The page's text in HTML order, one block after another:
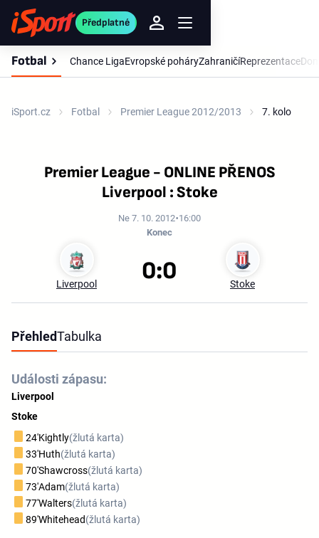
Předplatné
Fotbal Chance LigaEvropské poháryZahraničíReprezentace
iSport.cz Fotbal Premier League 2012/2013 7. kolo
Premier League - ONLINE PŘENOS
Liverpool : Stoke
Ne 7. 10. 2012 16:00
Konec
Liverpool Stoke
0:0
PřehledTabulka
Události zápasu:
Liverpool
Stoke
24'Kightly(žlutá karta)
33'Huth(žlutá karta)
70'Shawcross(žlutá karta)
73'Adam(žlutá karta)
77'Walters(žlutá karta)
89'Whitehead(žlutá karta)